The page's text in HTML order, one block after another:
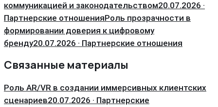
коммуникацией и законодательством20.07.2026 ·
Партнерские отношенияРоль прозрачности в
формировании доверия к цифровому
бренду20.07.2026 · Партнерские отношения
Связанные материалы
Роль AR/VR в создании иммерсивных клиентских
сценариев20.07.2026 · Партнерские